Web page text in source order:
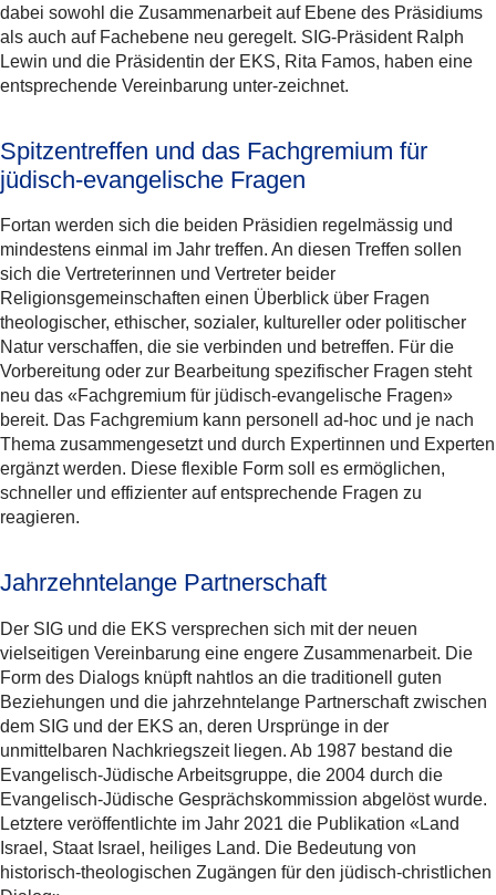
dabei sowohl die Zusammenarbeit auf Ebene des Präsidiums
als auch auf Fachebene neu geregelt. SIG-Präsident Ralph
Lewin und die Präsidentin der EKS, Rita Famos, haben eine
entsprechende Vereinbarung unter-zeichnet.
Spitzentreffen und das Fachgremium für
jüdisch-evangelische Fragen
Fortan werden sich die beiden Präsidien regelmässig und
mindestens einmal im Jahr treffen. An diesen Treffen sollen
sich die Vertreterinnen und Vertreter beider
Religionsgemeinschaften einen Überblick über Fragen
theologischer, ethischer, sozialer, kultureller oder politischer
Natur verschaffen, die sie verbinden und betreffen. Für die
Vorbereitung oder zur Bearbeitung spezifischer Fragen steht
neu das «Fachgremium für jüdisch-evangelische Fragen»
bereit. Das Fachgremium kann personell ad-hoc und je nach
Thema zusammengesetzt und durch Expertinnen und Experten
ergänzt werden. Diese flexible Form soll es ermöglichen,
schneller und effizienter auf entsprechende Fragen zu
reagieren.
Jahrzehntelange Partnerschaft
Der SIG und die EKS versprechen sich mit der neuen
vielseitigen Vereinbarung eine engere Zusammenarbeit. Die
Form des Dialogs knüpft nahtlos an die traditionell guten
Beziehungen und die jahrzehntelange Partnerschaft zwischen
dem SIG und der EKS an, deren Ursprünge in der
unmittelbaren Nachkriegszeit liegen. Ab 1987 bestand die
Evangelisch-Jüdische Arbeitsgruppe, die 2004 durch die
Evangelisch-Jüdische Gesprächskommission abgelöst wurde.
Letztere veröffentlichte im Jahr 2021 die Publikation «Land
Israel, Staat Israel, heiliges Land. Die Bedeutung von
historisch-theologischen Zugängen für den jüdisch-christlichen